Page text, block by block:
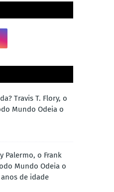
Travis T. Flory, o
Mundo Odeia o
Palermo, o Frank
Mundo Odeia o
anos de idade